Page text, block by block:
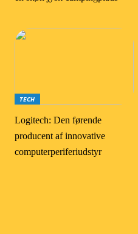
TECH
Logitech: Den førende
producent af innovative
computerperiferiudstyr